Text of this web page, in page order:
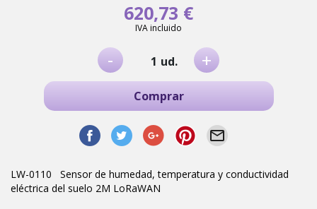
620,73 €
IVA incluido
- ud. +
Comprar
LW-0110 Sensor de humedad, temperatura y conductividad
eléctrica del suelo 2M LoRaWAN